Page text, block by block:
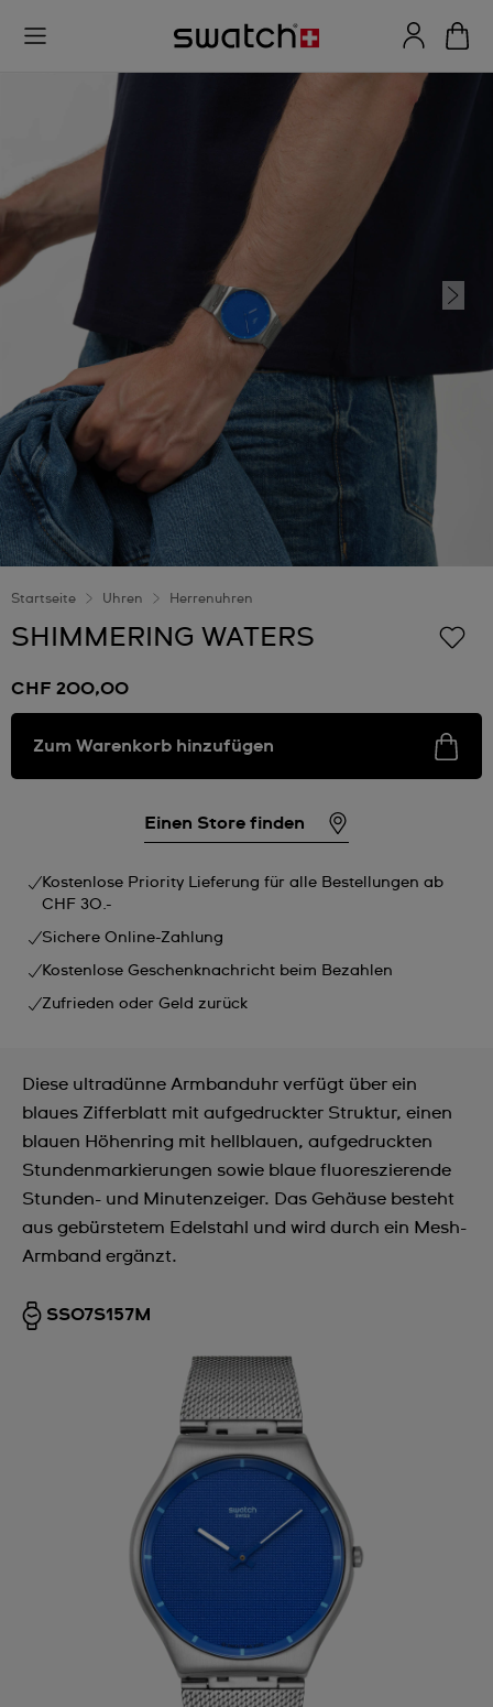
Startseite Uhren Herrenuhren
SHIMMERING WATERS
CHF 200,00
Zum Warenkorb hinzufügen
Einen Store finden
Kostenlose Priority Lieferung für alle Bestellungen ab
CHF 30.-
Sichere Online-Zahlung
Kostenlose Geschenknachricht beim Bezahlen
Zufrieden oder Geld zurück
Diese ultradünne Armbanduhr verfügt über ein
blaues Zifferblatt mit aufgedruckter Struktur, einen
blauen Höhenring mit hellblauen, aufgedruckten
Stundenmarkierungen sowie blaue fluoreszierende
Stunden- und Minutenzeiger. Das Gehäuse besteht
aus gebürstetem Edelstahl und wird durch ein Mesh-
Armband ergänzt.
SS07S157M